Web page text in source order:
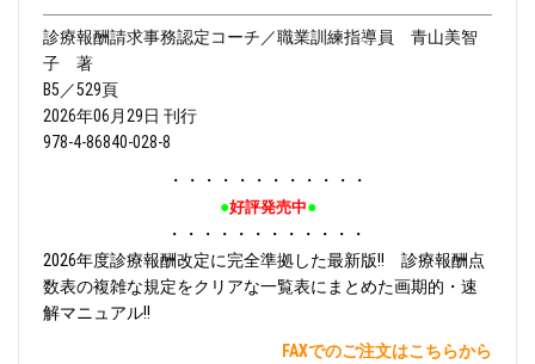
診療報酬請求事務認定コーチ／職業訓練指導員 青山美智
子 著
B5／529頁
2026年06月29日 刊行
978-4-86840-028-8
・・・・・・・・・・・・
●好評発売中●
・・・・・・・・・・・・
2026年度診療報酬改定に完全準拠した最新版!! 診療報酬点
数表の複雑な規定をクリアな一覧表にまとめた画期的・速
解マニュアル!!
FAXでのご注文はこちらから